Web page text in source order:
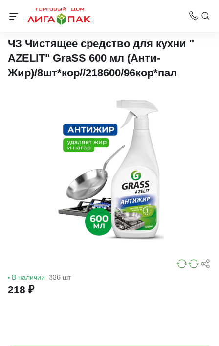
Профессиональная химия для пищевого оборудования
ЧЗ Чистящее средство для кухни "
AZELIT" GraSS 600 мл (Анти-
Жир)/8шт*кор//218600/96кор*пал
В наличии 336 шт
218 ₽